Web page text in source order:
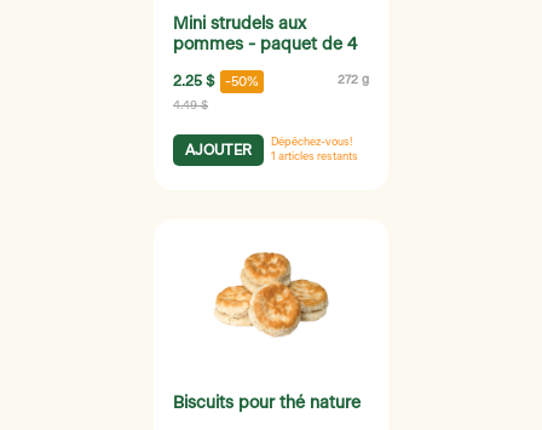
Mini strudels aux
pommes - paquet de 4
2.25 $ -50% 272 g
4.49 $
AJOUTER
Dépêchez-vous!
1 articles restants
Biscuits pour thé nature